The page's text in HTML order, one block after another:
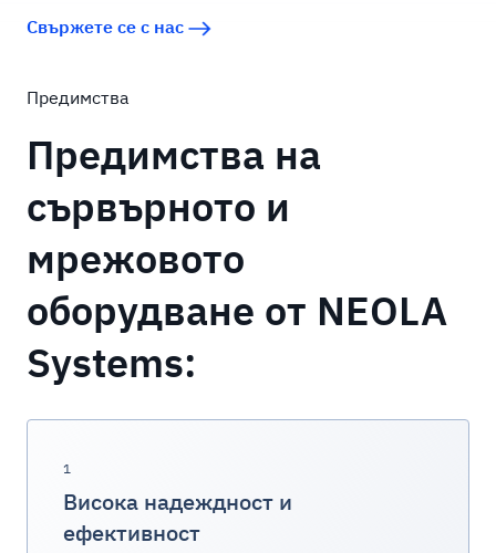
Свържете се с нас
Предимства
Предимства на
сървърното и
мрежовото
оборудване от NEOLA
Systems:
1
Висока надеждност и
ефективност